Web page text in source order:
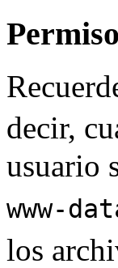
decir,
usuario
www-
los